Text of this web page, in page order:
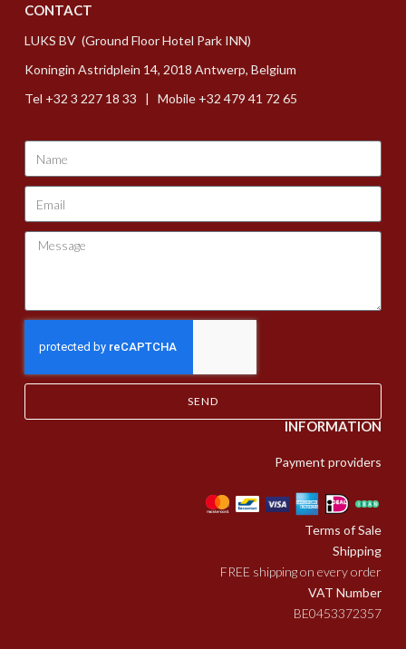
CONTACT
LUKS BV (Ground Floor Hotel Park INN)
Koningin Astridplein 14, 2018 Antwerp, Belgium
Tel +32 3 227 18 33 | Mobile +32 479 41 72 65
SEND
INFORMATION
Payment providers
Terms of Sale
Shipping
FREE shipping on every order
VAT Number
BE0453372357